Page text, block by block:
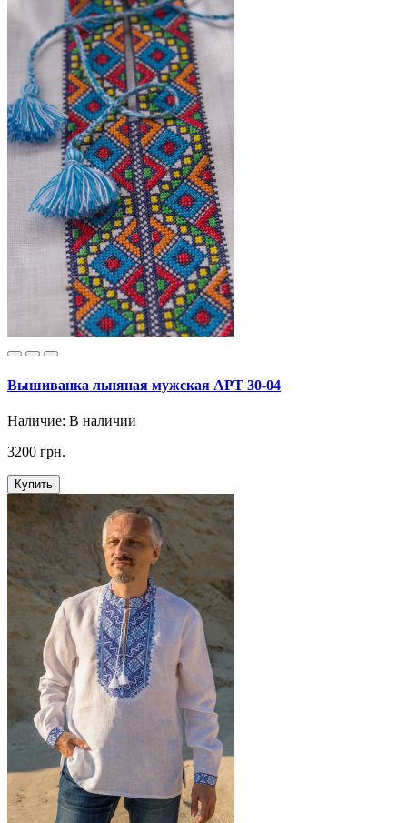
Вышиванка льняная мужская АРТ 30-04
Наличие: В наличии
3200 грн.
Купить